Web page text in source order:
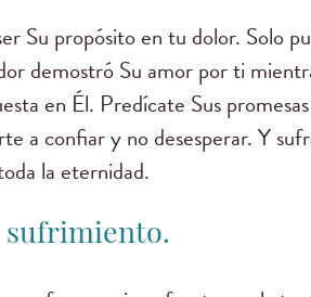
Su propósito en tu dolor. Solo
demostró Su amor por ti
en Él. Predícate Sus
a confiar y no desesperar. Y
la eternidad.
sufrimiento.